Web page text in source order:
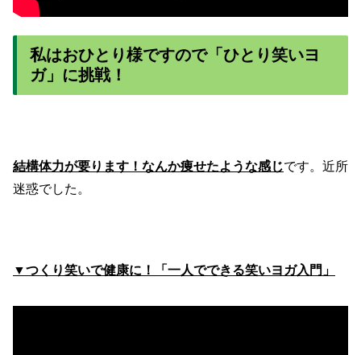
私はおひとり様ですので「ひとり笑いヨ
ガ」に挑戦！
結構体力が要ります！なんか痩せたような感じです。近所
迷惑でした。
▼つくり笑いで健康に！「一人でできる笑いヨガ入門」